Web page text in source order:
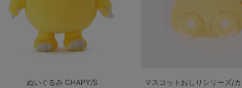
ぬいぐるみ CHAPY/S
マスコットおしりシリーズ/